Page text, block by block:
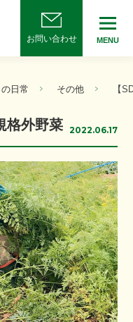
お問い合わせ MENU
日常 その他 【
格外野菜 2022.06.17